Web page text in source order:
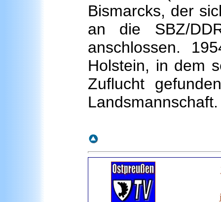
Bismarcks, der
an die SBZ/
anschlossen.
Holstein, in dem
Zuflucht
Landsmannschaft.